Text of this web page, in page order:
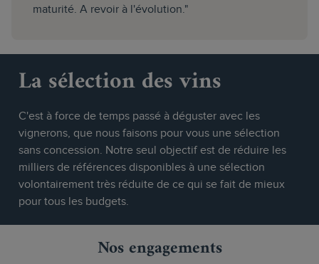
maturité. A revoir à l'évolution."
La sélection des vins
C'est à force de temps passé à déguster avec les
vignerons, que nous faisons pour vous une sélection
sans concession. Notre seul objectif est de réduire les
milliers de références disponibles à une sélection
volontairement très réduite de ce qui se fait de mieux
pour tous les budgets.
Nos engagements